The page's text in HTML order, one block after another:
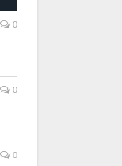
0
0
0